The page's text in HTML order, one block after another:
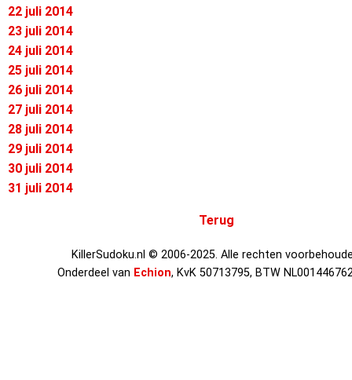
22 juli 2014
23 juli 2014
24 juli 2014
25 juli 2014
26 juli 2014
27 juli 2014
28 juli 2014
29 juli 2014
30 juli 2014
31 juli 2014
Terug
KillerSudoku.nl © 2006-2025. Alle rechten
Onderdeel van Echion, KvK 50713795, BTW